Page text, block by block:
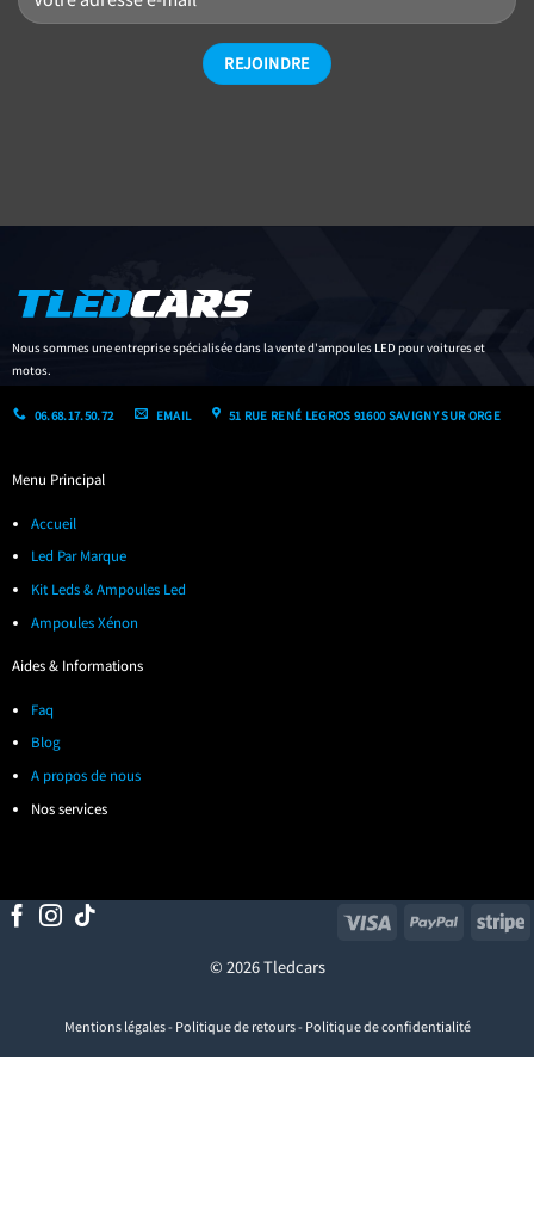
Nous sommes une entreprise spécialisée dans la vente d'ampoules LED pour voitures et
motos.
06.68.17.50.72 EMAIL 51 RUE RENÉ LEGROS 91600 SAVIGNY SUR ORGE
Menu Principal
Accueil
Led Par Marque
Kit Leds & Ampoules Led
Ampoules Xénon
Aides & Informations
Faq
Blog
A propos de nous
Nos services
© 2026 Tledcars
Visa PayPal
Mentions légales- Politique de retours- Politique de confidentialité